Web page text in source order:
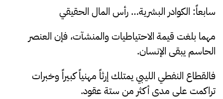
سابعاً: الكوادر البشرية… رأس المال الحقيقي
مهما بلغت قيمة الاحتياطيات والمنشآت، فإن العنصر
الحاسم يبقى الإنسان.
فالقطاع النفطي الليبي يمتلك إرثاً مهنياً كبيراً وخبرات
تراكمت على مدى أكثر من ستة عقود.